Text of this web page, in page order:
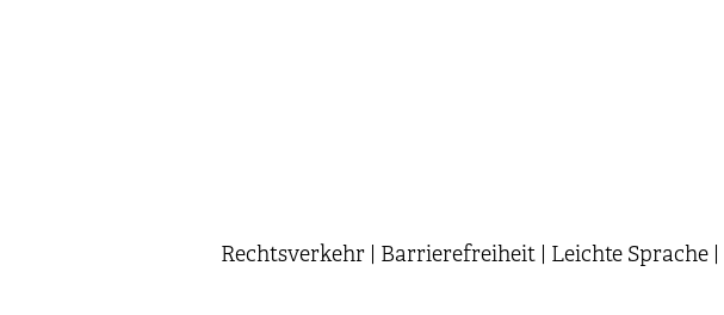
Rechtsverkehr Barrierefreiheit Leichte Sprache